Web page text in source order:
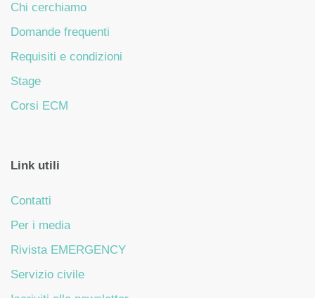
Chi cerchiamo
Domande frequenti
Requisiti e condizioni
Stage
Corsi ECM
Link utili
Contatti
Per i media
Rivista EMERGENCY
Servizio civile